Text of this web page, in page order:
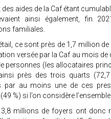
des aides de la Caf étant
ainsi également, fin
familiales.
ce sont près de 1,7 million
versée par la Caf au mois
personnes (les allocataires
près des trois quarts
par au moins une de ces
%) si l’on considère
millions de foyers ont donc